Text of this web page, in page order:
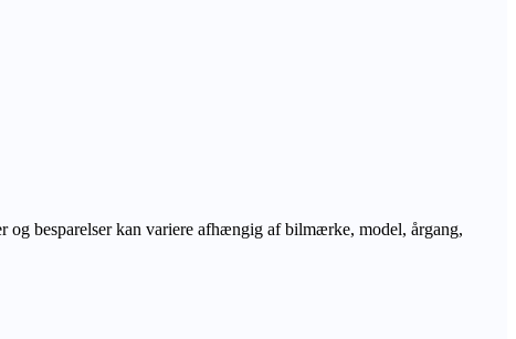
og besparelser kan variere afhængig af bilmærke, model, årgang,